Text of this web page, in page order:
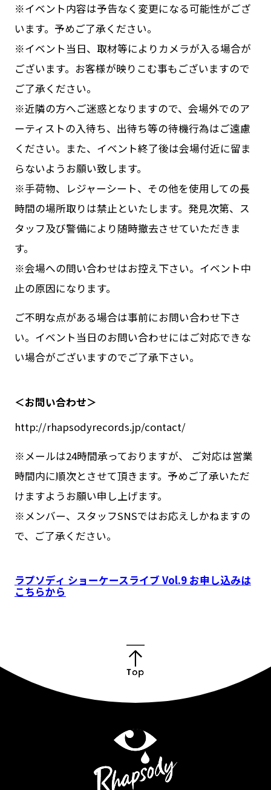
※イベント内容は予告なく変更になる可能性がござ
います。予めご了承ください。
※イベント当日、取材等によりカメラが入る場合が
ございます。お客様が映りこむ事もございますので
ご了承ください。
※近隣の方へご迷惑となりますので、会場外でのア
ーティストの入待ち、出待ち等の待機行為はご遠慮
ください。また、イベント終了後は会場付近に留ま
らないようお願い致します。
※手荷物、レジャーシート、その他を使用しての長
時間の場所取りは禁止といたします。発見次第、ス
タッフ及び警備により随時撤去させていただきま
す。
※会場への問い合わせはお控え下さい。イベント中
止の原因になります。
ご不明な点がある場合は事前にお問い合わせ下さ
い。イベント当日のお問い合わせにはご対応できな
い場合がございますのでご了承下さい。
＜お問い合わせ＞
http://rhapsodyrecords.jp/contact/
※メールは24時間承っておりますが、 ご対応は営業
時間内に順次とさせて頂きます。予めご了承いただ
けますようお願い申し上げます。
※メンバー、スタッフSNSではお応えしかねますの
で、ご了承ください。
ラプソディ ショーケースライブ Vol.9 お申し込みは
こちらから